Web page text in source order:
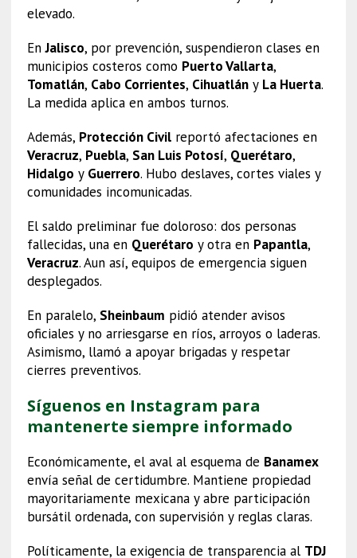
elevado.
EnJalisco, por prevención, suspendieron clases en
municipios costeros como Puerto Vallarta,
Tomatlán, Cabo Corrientes, Cihuatlány La Huerta.
La medida aplica en ambos turnos.
Además, Protección Civilreportó afectaciones en
Veracruz, Puebla, San Luis Potosí, Querétaro,
Hidalgo y Guerrero. Hubo deslaves, cortes viales y
comunidades incomunicadas.
El saldo preliminar fue doloroso: dos personas
fallecidas, una en Querétaro y otra en Papantla,
Veracruz. Aun así, equipos de emergencia siguen
desplegados.
En paralelo, Sheinbaum pidió atender avisos
oficiales y no arriesgarse en ríos, arroyos o laderas.
Asimismo, llamó a apoyar brigadas y respetar
cierres preventivos.
Síguenos en Instagram para
mantenerte siempre informado
Económicamente, el aval al esquema de Banamex
envía señal de certidumbre. Mantiene propiedad
mayoritariamente mexicana y abre participación
bursátil ordenada, con supervisión y reglas claras.
Políticamente, la exigencia de transparencia al TDJ